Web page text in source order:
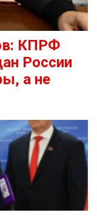
КПРФ
России
а не